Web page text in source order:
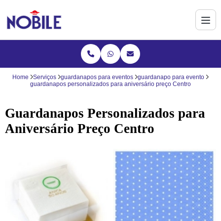
Home Serviços guardanapos para eventos
guardanapo para evento
guardanapos personalizados para aniversário preço Centro
Guardanapos Personalizados para
Aniversário Preço Centro